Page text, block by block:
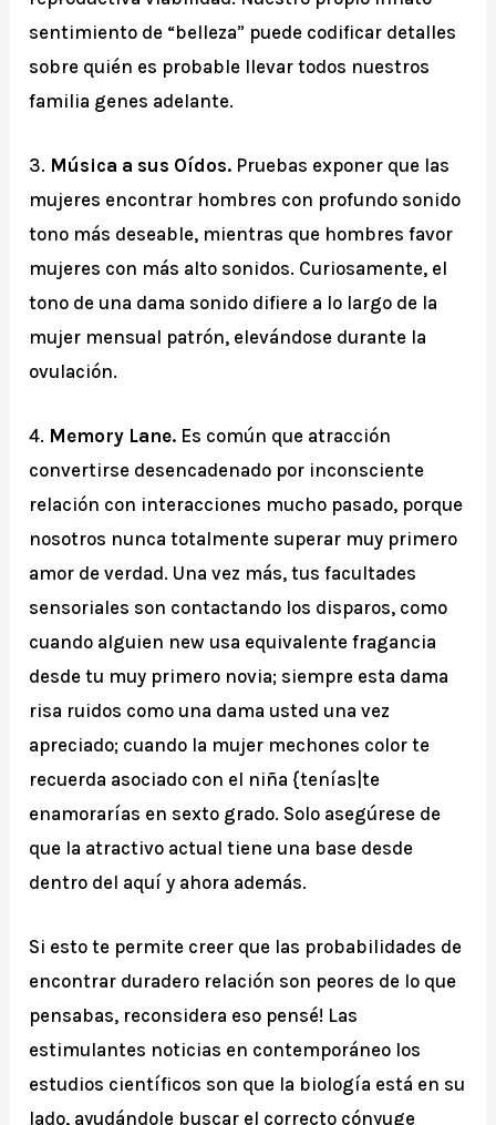
sentimiento de “belleza” puede codificar detalles
sobre quién es probable llevar todos nuestros
familia genes adelante.
3. Música a sus Oídos. Pruebas exponer que las
mujeres encontrar hombres con profundo sonido
tono más deseable, mientras que hombres favor
mujeres con más alto sonidos. Curiosamente, el
tono de una dama sonido difiere a lo largo de la
mujer mensual patrón, elevándose durante la
ovulación.
4. Memory Lane. Es común que atracción
convertirse desencadenado por inconsciente
relación con interacciones mucho pasado, porque
nosotros nunca totalmente superar muy primero
amor de verdad. Una vez más, tus facultades
sensoriales son contactando los disparos, como
cuando alguien new usa equivalente fragancia
desde tu muy primero novia; siempre esta dama
risa ruidos como una dama usted una vez
apreciado; cuando la mujer mechones color te
recuerda asociado con el niña {tenías|te
enamorarías en sexto grado. Solo asegúrese de
que la atractivo actual tiene una base desde
dentro del aquí y ahora además.
Si esto te permite creer que las probabilidades de
encontrar duradero relación son peores de lo que
pensabas, reconsidera eso pensé! Las
estimulantes noticias en contemporáneo los
estudios científicos son que la biología está en su
lado, ayudándole buscar el correcto cónyuge